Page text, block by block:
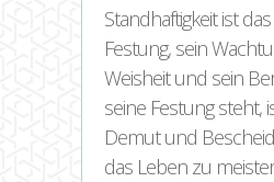
Standhaftigkeit ist
Festung, sein
Weisheit und sein
seine Festung steht,
Demut und
das Leben zu